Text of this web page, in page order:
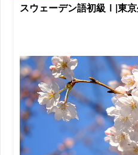
スウェーデン語初級Ⅰ|東